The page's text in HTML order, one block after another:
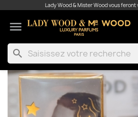
Lady Wood & Mister Wood vous feront

search